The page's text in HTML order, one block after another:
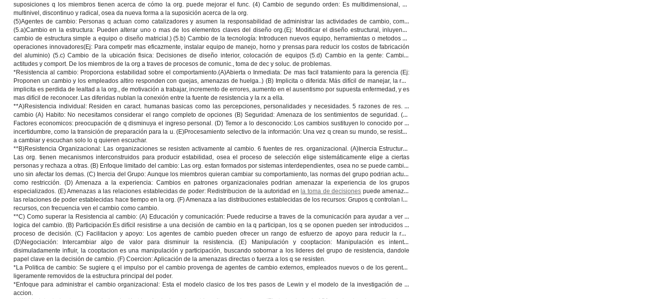
suposiciones q los miembros tienen acerca de cómo la org. puede mejorar el func. (4) Cambio de segundo orden: Es multidimensional, de
multinivel, discontinuo y radical, osea da nueva forma a la suposición acerca de la org.
(5)Agentes de cambio:Personas q actuan como catalizadores y asumen la responsabilidad de administrar las actividades de cambio, como:
(5.a)Cambio en la estructura: Pueden alterar uno o mas de los elementos claves del diseño org.(Ej: Modificar el diseño estructural, inluyendo
cambio de estructura simple a equipo o diseño matricial.) (5.b)Cambio de la tecnología:Introducen nuevos equipo, herramientas o metodos de
operaciones innovadores(Ej: Para competir mas eficazmente, instalar equipo de manejo, horno y prensas para reducir los costos de fabricación
del aluminio) (5.c)Cambio de la ubicación fisica: Decisiones de diseño interior, colocación de equipos (5.d) Cambio en la gente: Cambiar
actitudes y comport. De los miembros de la org a traves de procesos de comunic., toma de dec y soluc. de problemas.
*Resistencia al cambio: Proporciona estabilidad sobre el comportamiento.(A)Abierta o Inmediata: De mas facil tratamiento para la gerencia (Ej:
Proponen un cambio y los empleados altiro responden con quejas, amenazas de huelga..) (B) Implicita o diferida: Más difícil de manejar, la res.
implicita es perdida de lealtad a la org., de motivación a trabajar, incremento de errores, aumento en el ausentismo por supuesta enfermedad, y es
mas difícil de reconocer. Las diferidas nublan la conexión entre la fuente de resistencia y la rx a ella.
**A)Resistencia individual:Residen en caract. humanas basicas como las percepciones, personalidades y necesidades. 5 razones de res. al
cambio (A) Habito:No necesitamos considerar el rango completo de opciones (B)Seguridad: Amenaza de los sentimientos de seguridad. (C)
Factores economicos: preocupación de q disminuya el ingreso personal. (D) Temor a lo desconocido: Los cambios sustituyen lo conocido por la
incertidumbre, como la transición de preparación para la u. (E)Procesamiento selectivo de la información:Una vez q crean su mundo, se resisten
a cambiar y escuchan solo lo q quieren escuchar.
**B)Resistencia Organizacional: Las organizaciones se resisten activamente al cambio. 6 fuentes de res. organizacional. (A) Inercia Estructural
Las org. tienen mecanismos interconstruidos para producir estabilidad, osea el proceso de selección elige sistemáticamente elige a ciertas
personas y rechaza a otras. (B) Enfoque limitado del cambio:Las org. estan formados por sistemas interdependientes, osea no se puede cambiar
uno sin afectar los demas. (C) Inercia del Grupo: Aunque los miembros quieran cambiar su comportamiento, las normas del grupo podrian actuar
como restricción. (D) Amenaza a la experiencia: Cambios en patrones organizacionales podrian amenazar la experiencia de los grupos
especializados. (E)Amenazas a las relaciones establecidas de poder:Redistribucion de la autoridad en la toma de decisiones puede amenazar
las relaciones de poder establecidas hace tiempo en la org. (F) Amenaza a las distribuciones establecidas de los recursos:Grupos q controlan los
recursos, con frecuencia ven el cambio como cambio.
**C) Como superar la Resistencia al cambio: (A) Educación y comunicación:Puede reducirse a traves de la comunicación para ayudar a ver la
logica del cambio. (B) Participación:Es difícil resistirse a una decisión de cambio en la q participan, los q se oponen pueden ser introducidos al
proceso de decisión. (C) Facilitacion y apoyo: Los agentes de cambio pueden ofrecer un rango de esfuerzo de apoyo para reducir la res.
(D)Negociación: Intercambiar algo de valor para disminuir la resistencia. (E) Manipulación y cooptacion:Manipulación es intentar
disimuladamente influir, la cooptacion es una manipulación y participación, buscando sobornar a los lideres del grupo de resistencia, dandole
papel clave en la decisión de cambio. (F) Coercion:Aplicación de la amenazas directas o fuerza a los q se resisten.
*La Politica de cambio:Se sugiere q el impulso por el cambio provenga de agentes de cambio externos, empleados nuevos o de los gerentes
ligeramente removidos de la estructura principal del poder.
*Enfoque para administrar el cambio organizacional: Esta el modelo clasico de los tres pasos de Lewin y el modelo de la investigación de la
accion.